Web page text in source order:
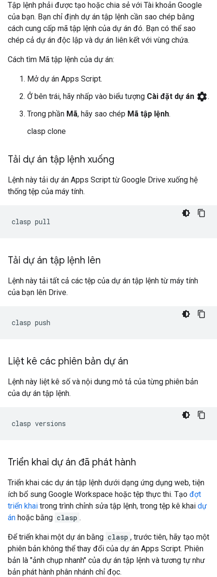
Tập lệnh phải được tạo hoặc chia sẻ với Tài khoản Google
của bạn. Bạn chỉ định dự án tập lệnh cần sao chép bằng
cách cung cấp mã tập lệnh của dự án đó. Bạn có thể sao
chép cả dự án độc lập và dự án liên kết với vùng chứa.
Cách tìm Mã tập lệnh của dự án:
Mở dự án Apps Script.
Ở bên trái, hãy nhấp vào biểu tượng Cài đặt dự án settings.
Trong phần Mã, hãy sao chép Mã tập lệnh.
clasp clone
Tải dự án tập lệnh xuống
Lệnh này tải dự án Apps Script từ Google Drive xuống hệ
thống tệp của máy tính.
Tải dự án tập lệnh lên
Lệnh này tải tất cả các tệp của dự án tập lệnh từ máy tính
của bạn lên Drive.
Liệt kê các phiên bản dự án
Lệnh này liệt kê số và nội dung mô tả của từng phiên bản
của dự án tập lệnh.
Triển khai dự án đã phát hành
Triển khai các dự án tập lệnh dưới dạng ứng dụng web, tiện
ích bổ sung Google Workspace hoặc tệp thực thi. Tạo đợt
triển khai trong trình chỉnh sửa tập lệnh, trong tệp kê khai dự
án hoặc bằng clasp .
Để triển khai một dự án bằng clasp , trước tiên, hãy tạo một
phiên bản không thể thay đổi của dự án Apps Script. Phiên
bản là "ảnh chụp nhanh" của dự án tập lệnh và tương tự như
bản phát hành phân nhánh chỉ đọc.